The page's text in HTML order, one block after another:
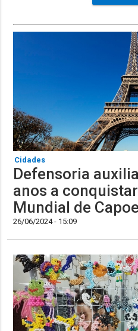
Cidades
Defensoria
anos a
Mundial de
26/06/2024 - 15:09